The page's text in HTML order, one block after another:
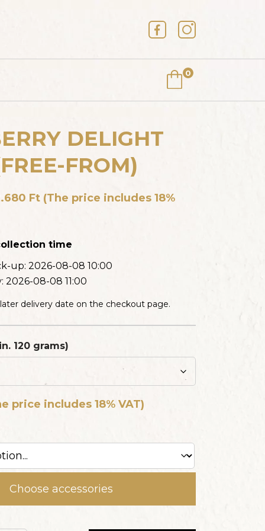
(FREE-FROM)
PRICE
slices
PRICE INCLUDES
slices
slices
PRICE INCLUDES
0
DELIGHT
FROM)
Ft(The price includes 18%
time
up: 2026-08-08 10:00
2026-08-08 11:00
delivery date on the checkout page.
120 grams)
price includes 18% VAT)
Choose accessories